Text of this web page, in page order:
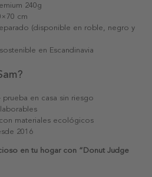
240g
cm
(disponible en roble, negro y
en Escandinavia
en casa sin riesgo
materiales ecológicos
2016
en tu hogar con “Donut Judge